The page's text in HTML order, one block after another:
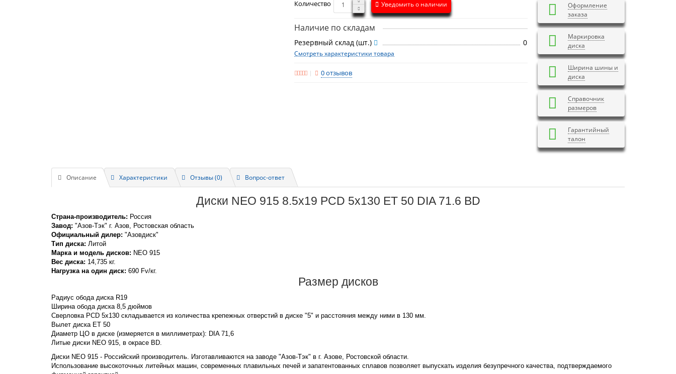
Количество Уведомить о наличии
Наличие по складам
Резервный склад (шт.) 0
Смотреть характеристики товара
0 отзывов
Оформление
заказа
Маркировка
диска
Ширина шины и
диска
Справочник
размеров
Гарантийный
талон
Описание Характеристики Отзывы (0) Вопрос-ответ
Диски NEO 915 8.5x19 PCD 5x130 ET 50 DIA 71.6 BD
Страна-производитель: Россия
Завод: "Азов-Тэк" г. Азов, Ростовская область
Официальный дилер: "Азовдиск"
Тип диска: Литой
Марка и модель дисков: NEO 915
Вес диска: 14,735 кг.
Нагрузка на один диск: 690 Fv/кг.
Размер дисков
Радиус обода диска R19
Ширина обода диска 8,5 дюймов
Сверловка PCD 5x130 складывается из количества крепежных отверстий в диске "5" и расстояния между ними в 130 мм.
Вылет диска ET 50
Диаметр ЦО в диске (измеряется в миллиметрах): DIA 71,6
Литые диски NEO 915, в окрасе BD.
Диски NEO 915 - Российский производитель. Изготавливаются на заводе "Азов-Тэк" в г. Азове, Ростовской области.
Использование высокоточных литейных машин, современных плавильных печей и запатентованных сплавов позволяет выпускать изделия безупречного качества, подтверждаемого